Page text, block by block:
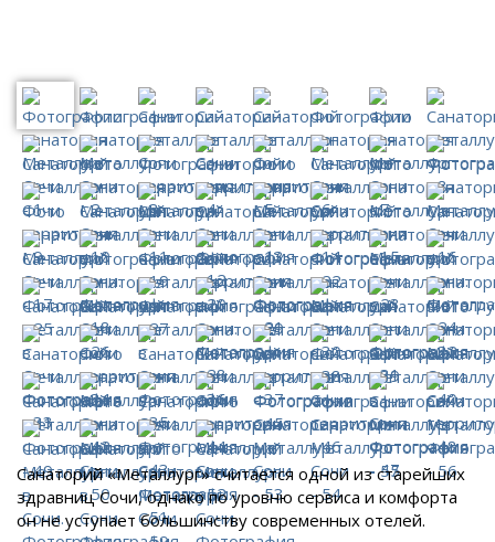
Санаторий «Металлург» считается одной из старейших
здравниц Сочи, однако по уровню сервиса и комфорта
он не уступает большинству современных отелей.